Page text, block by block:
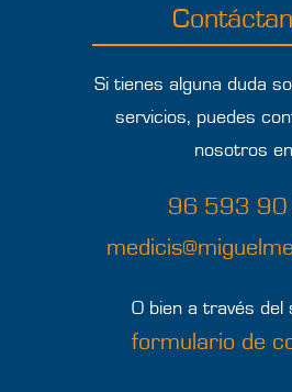
Si tienes alguna duda
servicios, puedes
nosotros
96 593 90
O bien a través del
formulario de